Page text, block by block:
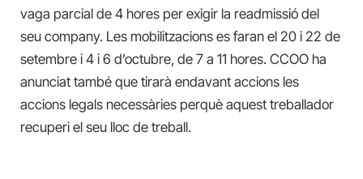
vaga parcial de 4 hores per exigir la readmissió del
seu company. Les mobilitzacions es faran el 20 i 22 de
setembre i 4 i 6 d’octubre, de 7 a 11 hores. CCOO ha
anunciat també que tirarà endavant accions les
accions legals necessàries perquè aquest treballador
recuperi el seu lloc de treball.